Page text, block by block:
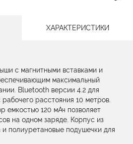
ХАРАКТЕРИСТИКИ
с магнитными вставками и
максимальный
Bluetooth версии 4.2 для
расстояния 10 метров.
емкостью 120 мАч позволяет
на одном заряде. Корпус из
и полиуретановые подушечки для